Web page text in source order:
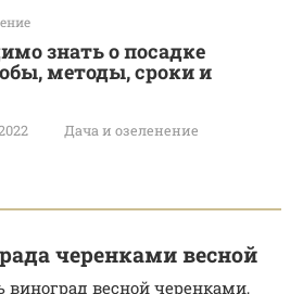
знать о посадке
методы, сроки и
Дача и озеленение
черенками весной
весной черенками,